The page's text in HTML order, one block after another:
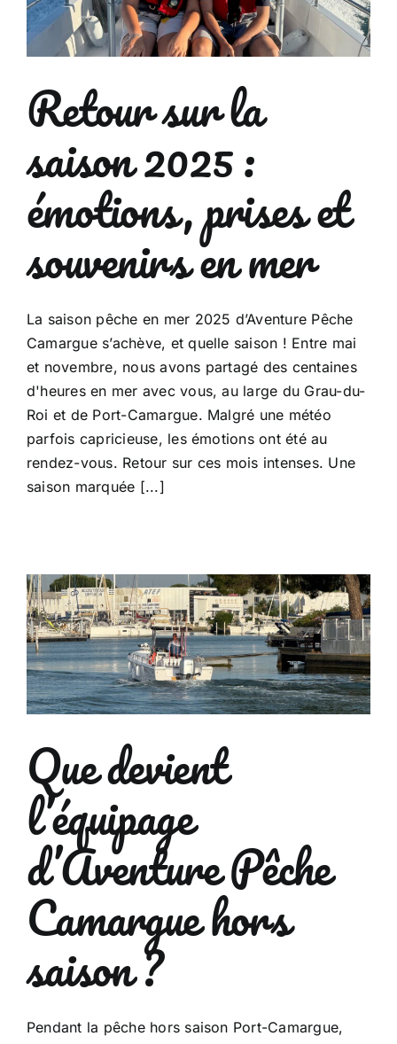
Retour sur la
saison 2025 :
émotions, prises et
souvenirs en mer
La saison pêche en mer 2025 d’Aventure Pêche
Camargue s’achève, et quelle saison ! Entre mai
et novembre, nous avons partagé des centaines
d'heures en mer avec vous, au large du Grau-du-
Roi et de Port-Camargue. Malgré une météo
parfois capricieuse, les émotions ont été au
rendez-vous. Retour sur ces mois intenses. Une
saison marquée [...]
Que devient
l’équipage
d’Aventure Pêche
Camargue hors
saison ?
Pendant la pêche hors saison Port-Camargue,